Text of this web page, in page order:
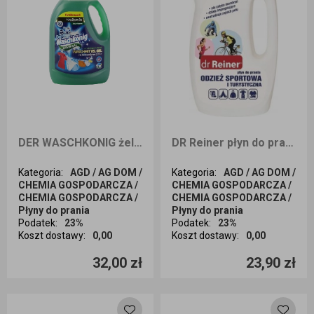
DER WASCHKONIG żel do prania Universal 110 prań 3305ml
Kategoria:
AGD / AG DOM /
CHEMIA GOSPODARCZA /
CHEMIA GOSPODARCZA /
Płyny do prania
Podatek:
23%
Koszt dostawy: 0,00
32,00 zł
Ilość sztuk
DR Reiner płyn do prania odzieży sportowej i turystycznej 1L
Kategoria:
AGD / AG DOM /
CHEMIA GOSPODARCZA /
CHEMIA GOSPODARCZA /
Płyny do prania
Podatek:
23%
Koszt dostawy: 0,00
23,90 zł
Ilość sztuk